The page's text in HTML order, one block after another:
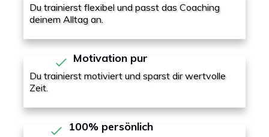
Du trainierst flexibel und passt das Coaching
deinem Alltag an.
Motivation pur
Du trainierst motiviert und sparst dir wertvolle
Zeit.
100% persönlich